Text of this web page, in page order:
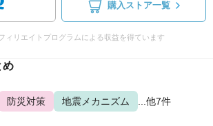
購入ストア一覧
ィリエイトプログラムによる収益を得ています
め
防災対策 地震メカニズム ...他7件